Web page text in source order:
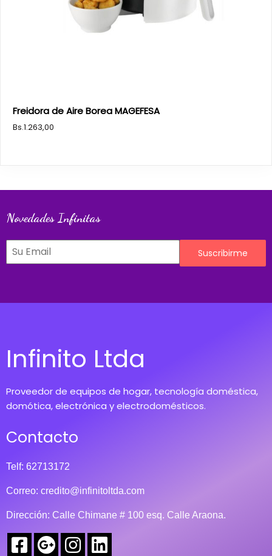
Freidora de Aire Borea MAGEFESA
Bs.1.263,00
Novedades Infinitas
Suscribirme
Infinito Ltda
Proveedor de equipos de hogar, tecnología doméstica,
domótica, electrónica y electrodomésticos.
Contacto
Telf: 62713172
Correo: credito@infinitoltda.com
Dirección: Calle Chimane # 100 esq. Calle Araona.